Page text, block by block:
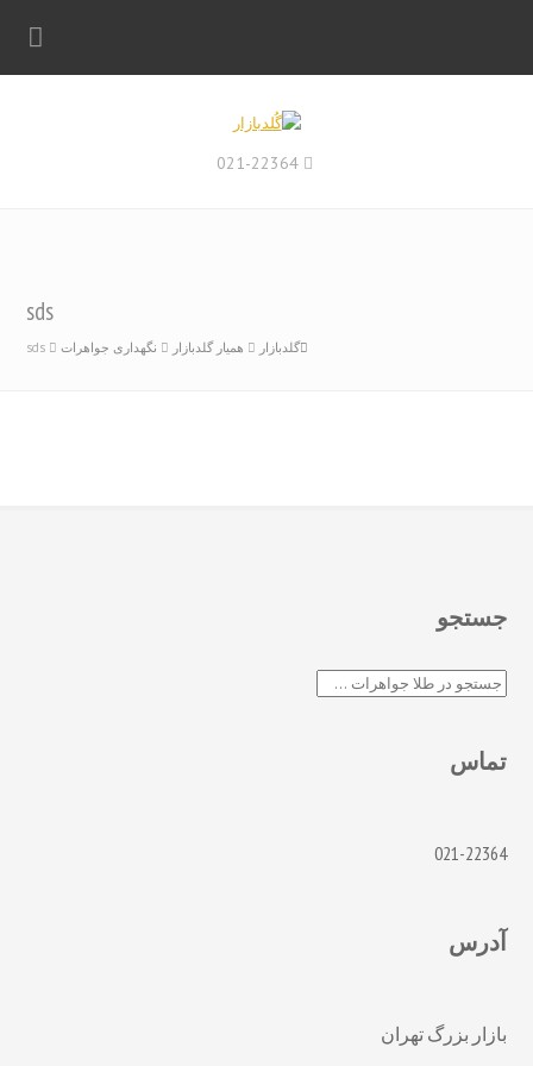
sds
گلدبازار همیار گلدبازار نگهداری جواهرات sds
جستجو
جستجو
تماس
021-22364
آدرس
بازار بزرگ تهران